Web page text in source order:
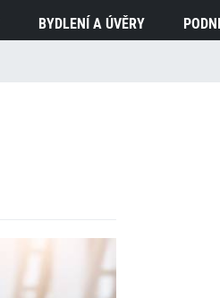
BYDLENÍ A ÚVĚRY